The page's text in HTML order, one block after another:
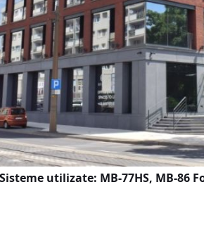
utilizate: MB-77HS, MB-86